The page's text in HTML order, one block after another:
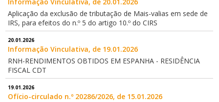
Aplicação da exclusão de tributação de Mais-valias em sede de
IRS, para efeitos do n.º 5 do artigo 10.º do CIRS
20.01.2026
Informação Vinculativa, de 19.01.2026
RNH-RENDIMENTOS OBTIDOS EM ESPANHA - RESIDÊNCIA
FISCAL CDT
19.01.2026
Ofício-circulado n.º 20286/2026, de 15.01.2026